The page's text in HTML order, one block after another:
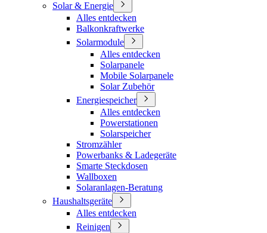
Solar & Energie
Alles entdecken
Balkonkraftwerke
Solarmodule
Alles entdecken
Solarpanele
Mobile Solarpanele
Solar Zubehör
Energiespeicher
Alles entdecken
Powerstationen
Solarspeicher
Stromzähler
Powerbanks & Ladegeräte
Smarte Steckdosen
Wallboxen
Solaranlagen-Beratung
Haushaltsgeräte
Alles entdecken
Reinigen